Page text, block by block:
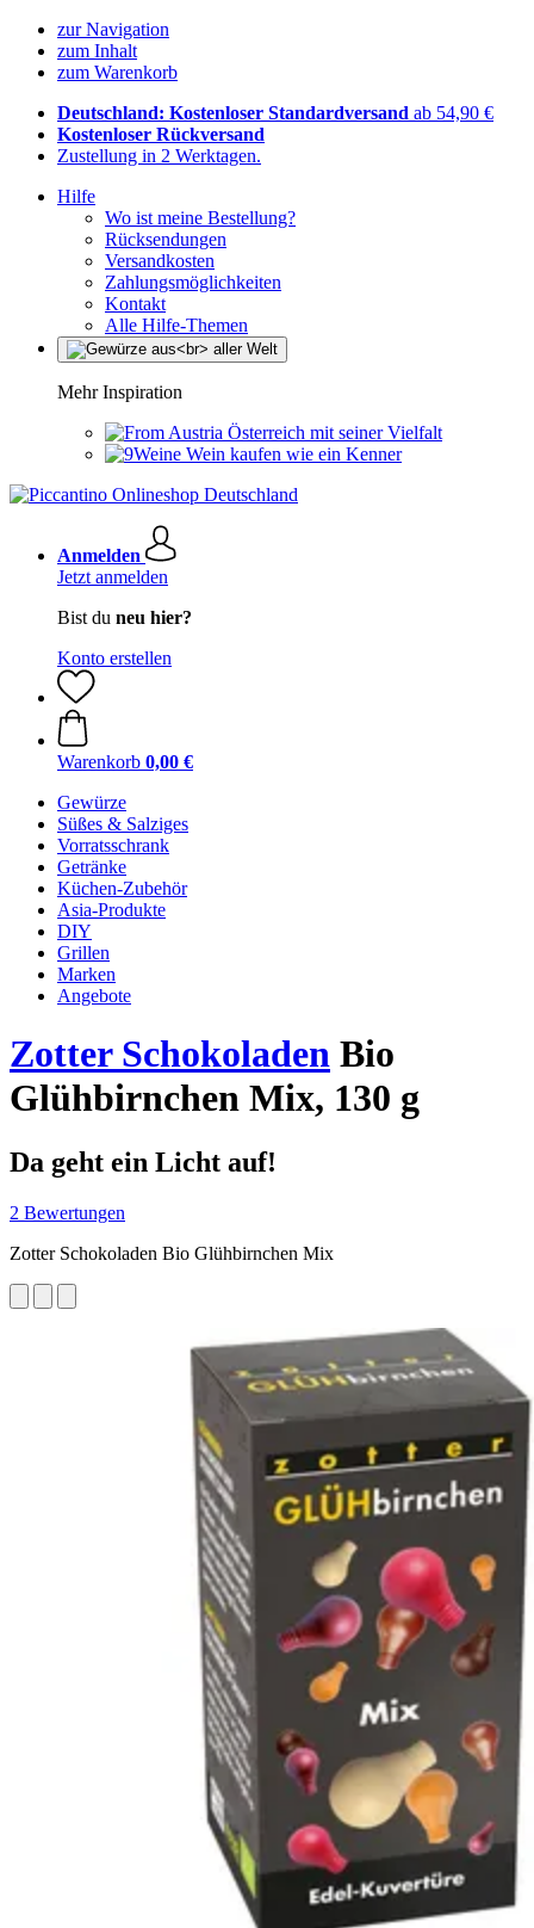
zur Navigation
zum Inhalt
zum Warenkorb
Deutschland: Kostenloser Standardversand ab 54,90 €
Kostenloser Rückversand
Zustellung in 2 Werktagen.
Hilfe
Wo ist meine Bestellung?
Rücksendungen
Versandkosten
Zahlungsmöglichkeiten
Kontakt
Alle Hilfe-Themen
Mehr Inspiration
Österreich mit seiner Vielfalt
Wein kaufen wie ein Kenner
Anmelden
Jetzt anmelden
Bist du neu hier?
Konto erstellen
Warenkorb 0,00 €
Gewürze
Süßes & Salziges
Vorratsschrank
Getränke
Küchen-Zubehör
Asia-Produkte
DIY
Grillen
Marken
Angebote
Zotter Schokoladen Bio
Glühbirnchen Mix, 130 g
Da geht ein Licht auf!
2 Bewertungen
Zotter Schokoladen Bio Glühbirnchen Mix